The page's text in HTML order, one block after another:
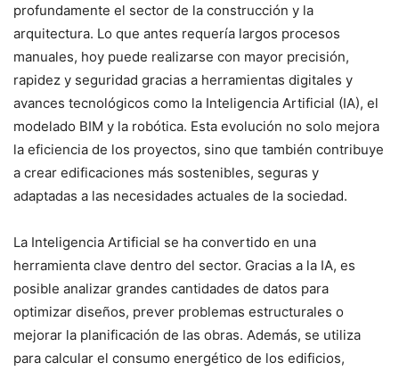
profundamente el sector de la construcción y la
arquitectura. Lo que antes requería largos procesos
manuales, hoy puede realizarse con mayor precisión,
rapidez y seguridad gracias a herramientas digitales y
avances tecnológicos como la Inteligencia Artificial (IA), el
modelado BIM y la robótica. Esta evolución no solo mejora
la eficiencia de los proyectos, sino que también contribuye
a crear edificaciones más sostenibles, seguras y
adaptadas a las necesidades actuales de la sociedad.
La Inteligencia Artificial se ha convertido en una
herramienta clave dentro del sector. Gracias a la IA, es
posible analizar grandes cantidades de datos para
optimizar diseños, prever problemas estructurales o
mejorar la planificación de las obras. Además, se utiliza
para calcular el consumo energético de los edificios,